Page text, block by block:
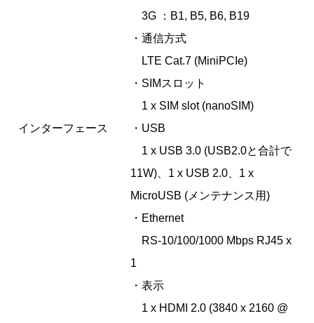
3G ：B1, B5, B6, B19
・通信方式
LTE Cat.7 (MiniPCIe)
・SIMスロット
1 x SIM slot (nanoSIM)
インターフェース
・USB
1 x USB 3.0 (USB2.0と合計で
11W)、1 x USB 2.0、1 x
MicroUSB (メンテナンス用)
・Ethernet
RS-10/100/1000 Mbps RJ45 x
1
・表示
1 x HDMI 2.0 (3840 x 2160 @